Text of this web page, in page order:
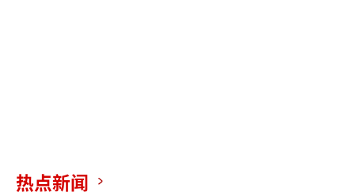
热点新闻